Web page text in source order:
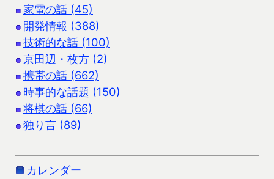
家電の話 (45)
開発情報 (388)
技術的な話 (100)
京田辺・枚方 (2)
携帯の話 (662)
時事的な話題 (150)
将棋の話 (66)
独り言 (89)
カレンダー